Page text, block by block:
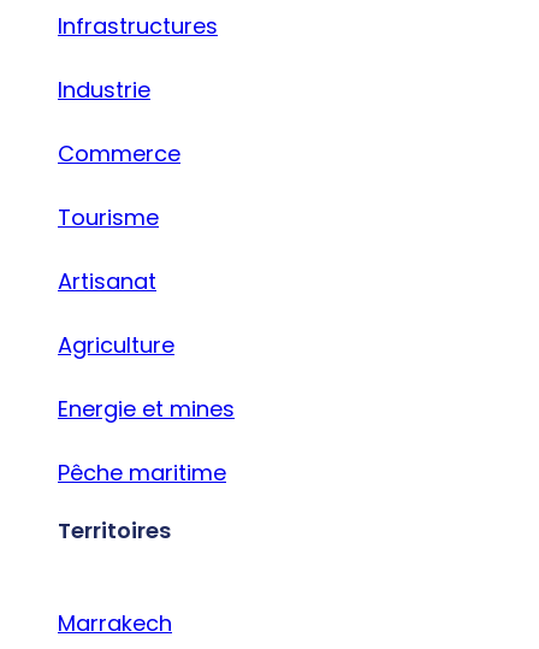
Infrastructures
Industrie
Commerce
Tourisme
Artisanat
Agriculture
Energie et mines
Pêche maritime
Territoires
Marrakech